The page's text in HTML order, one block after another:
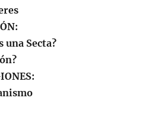
una Secta?